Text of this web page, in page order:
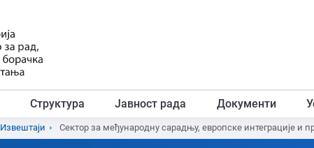
Структура Јавност рада Документи
Извештаји Сектор за међународну сарадњу, европске интеграције и